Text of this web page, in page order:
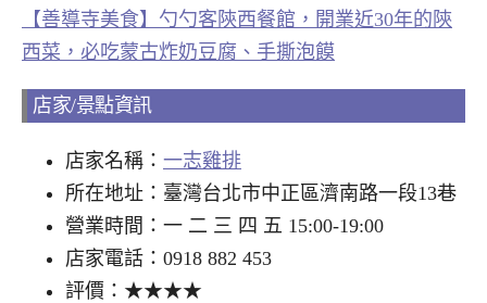
【善導寺美食】勺勺客陝西餐館，開業近30年的陝
西菜，必吃蒙古炸奶豆腐、手撕泡饃
店家/景點資訊
店家名稱： 一志雞排
所在地址：臺灣台北市中正區濟南路一段13巷
營業時間：一 二 三 四 五 15:00-19:00
店家電話：0918 882 453
評價：★★★★